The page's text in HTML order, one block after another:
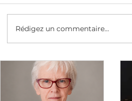
Rédigez un commentaire...